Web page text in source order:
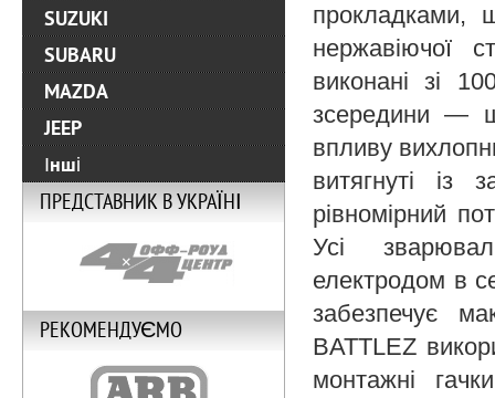
прокладками,
нержавіючої
виконані зі
зсередини —
впливу
витягнуті із
рівномірний
Усі
електродом в
забезпечує
BATTLEZ
монтажні
SUZUKI
SUBARU
MAZDA
JEEP
Інші
ПРЕДСТАВНИК В УКРАЇНІ
РЕКОМЕНДУЄМО